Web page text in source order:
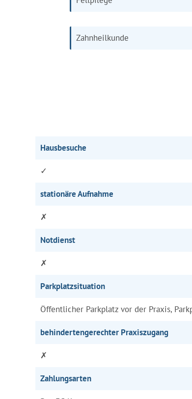
Zahnheilkunde
Hausbesuche
✓
stationäre Aufnahme
✗
Notdienst
✗
Parkplatzsituation
Öffentlicher Parkplatz vor der Praxis,
behindertengerechter Praxiszugang
✗
Zahlungsarten